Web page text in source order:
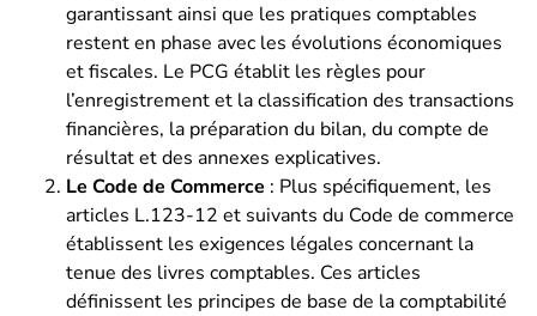
garantissant ainsi que les pratiques comptables
restent en phase avec les évolutions économiques
et fiscales. Le PCG établit les règles pour
l’enregistrement et la classification des transactions
financières, la préparation du bilan, du compte de
résultat et des annexes explicatives.
Le Code de Commerce : Plus spécifiquement, les
articles L.123-12 et suivants du Code de commerce
établissent les exigences légales concernant la
tenue des livres comptables. Ces articles
définissent les principes de base de la comptabilité